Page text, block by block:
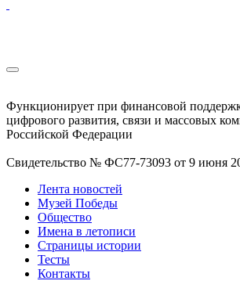
Функционирует при финансовой
цифрового развития, связи и массовых
Российской Федерации
Свидетельство № ФС77-73093 от 9 июня
Лента новостей
Музей Победы
Общество
Имена в летописи
Страницы истории
Тесты
Контакты